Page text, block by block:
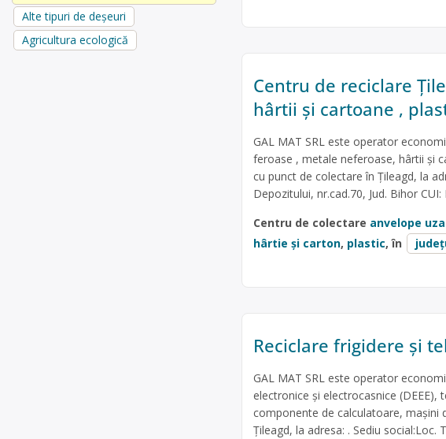
Alte tipuri de deșeuri
Agricultura ecologică
Centru de reciclare
hârtii și cartoane ,
GAL MAT SRL este operator
feroase , metale neferoase, hârtii și
cu punct de colectare în Țileagd, la
Depozitului, nr.cad.70, Jud. Bihor
Centru de colectare anvelope
hârtie și carton, plastic, în
Reciclare frigidere și
GAL MAT SRL este operator
electronice și electrocasnice
componente de calculatoare, mașini
Țileagd, la adresa: . Sediu social:Loc.